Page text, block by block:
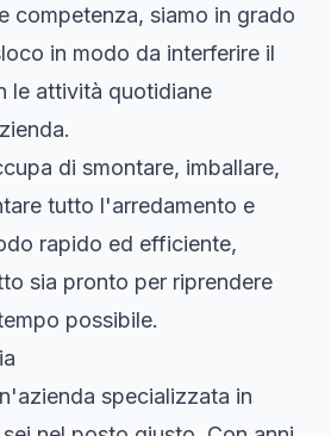
competenza, siamo in grado
in modo da interferire il
le attività quotidiane
di smontare, imballare,
tutto l'arredamento e
rapido ed efficiente,
sia pronto per riprendere
possibile.
specializzata in